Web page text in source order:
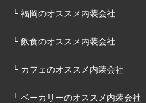
└ 福岡のオススメ内装会社
└ 飲食のオススメ内装会社
└ カフェのオススメ内装会社
└ ベーカリーのオススメ内装会社